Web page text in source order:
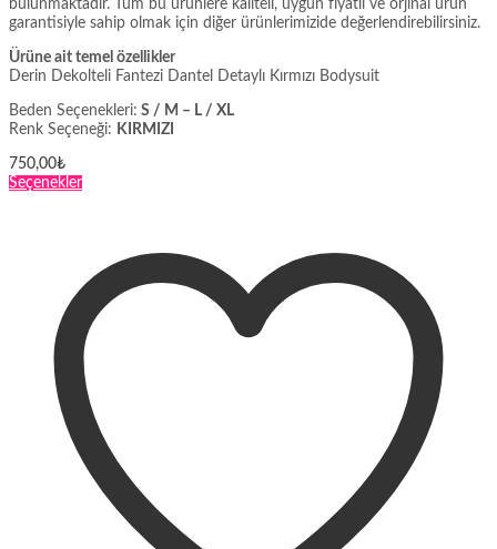
bulunmaktadır. Tüm bu ürünlere kaliteli, uygun fiyatlı ve orjinal ürün
garantisiyle sahip olmak için diğer ürünlerimizide değerlendirebilirsiniz.
Ürüne ait temel özellikler
Derin Dekolteli Fantezi Dantel Detaylı Kırmızı Bodysuit
Beden Seçenekleri: S / M – L / XL
Renk Seçeneği: KIRMIZI
750,00₺
SeçeneklerBu
varyasyonu
var.
Seçenekler
ürün
sayfasından
seçilebilir